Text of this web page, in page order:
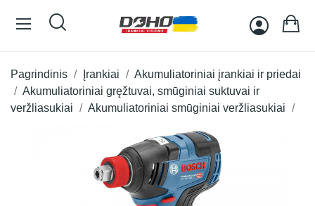
Pagrindinis Įrankiai
Akumuliatoriniai įrankiai ir priedai
Akumuliatoriniai gręžtuvai, smūginiai suktuvai ir
veržliasukiai
Akumuliatoriniai smūginiai veržliasukiai